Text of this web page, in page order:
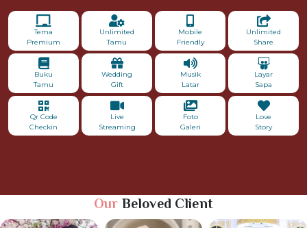
Tema
Premium
Unlimited
Tamu
Mobile
Friendly
Unlimited
Share
Buku
Tamu
Wedding
Gift
Musik
Latar
Layar
Sapa
Qr Code
Checkin
Live
Streaming
Foto
Galeri
Love
Story
Our Beloved Client